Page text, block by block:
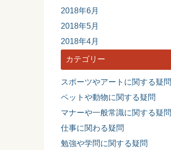
2018年6月
2018年5月
2018年4月
カテゴリー
スポーツやアートに関する疑問
ペットや動物に関する疑問
マナーや一般常識に関する疑問
仕事に関わる疑問
勉強や学問に関する疑問